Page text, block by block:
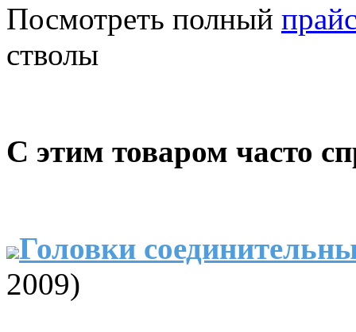
Посмотреть полный
стволы
С этим товаром часто
Головки
2009)